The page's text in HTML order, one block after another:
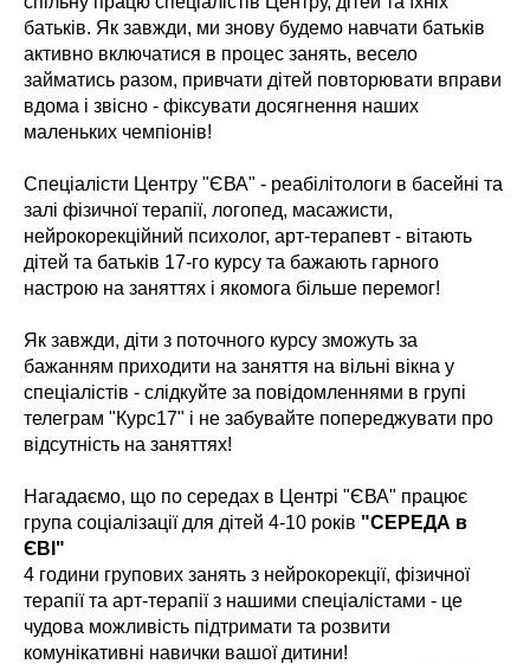
батьків. Як завжди, ми знову будемо навчати батьків
активно включатися в процес занять, весело
займатись разом, привчати дітей повторювати вправи
вдома і звісно - фіксувати досягнення наших
маленьких чемпіонів!
Спеціалісти Центру "ЄВА" - реабілітологи в басейні та
залі фізичної терапії, логопед, масажисти,
нейрокорекційний психолог, арт-терапевт - вітають
дітей та батьків 17-го курсу та бажають гарного
настрою на заняттях і якомога більше перемог!
Як завжди, діти з поточного курсу зможуть за
бажанням приходити на заняття на вільні вікна у
спеціалістів - слідкуйте за повідомленнями в групі
телеграм "Курс17" і не забувайте попереджувати про
відсутність на заняттях!
Нагадаємо, що по середах в Центрі "ЄВА" працює
група соціалізації для дітей 4-10 років "СЕРЕДА в
ЄВІ"
4 години групових занять з нейрокорекції, фізичної
терапії та арт-терапії з нашими спеціалістами - це
чудова можливість підтримати та розвити
комунікативні навички вашої дитини!